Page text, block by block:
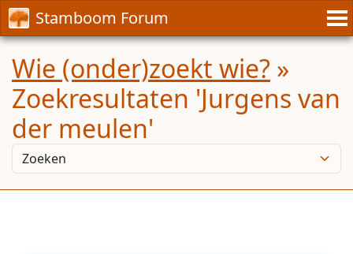
Stamboom Forum
Wie (onder)zoekt wie? »
Zoekresultaten 'Jurgens van
der meulen'